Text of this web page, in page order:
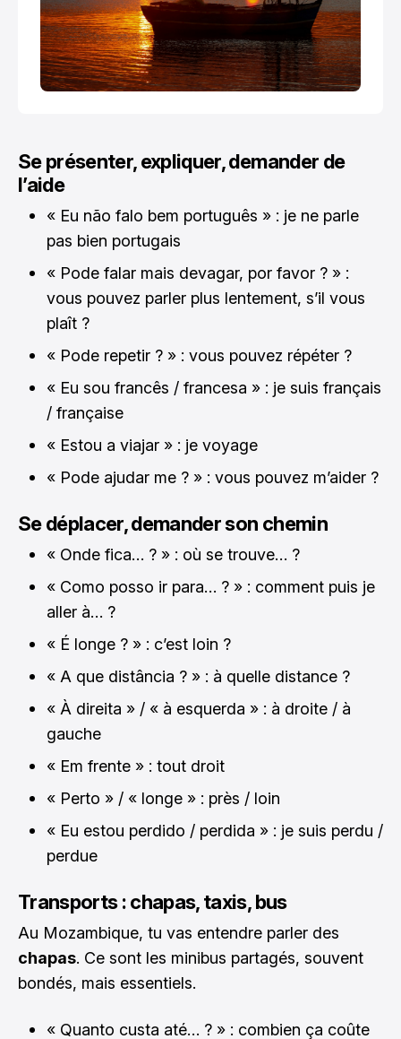
Se présenter, expliquer, demander de
l’aide
« Eu não falo bem português » : je ne parle
pas bien portugais
« Pode falar mais devagar, por favor ? » :
vous pouvez parler plus lentement, s’il vous
plaît ?
« Pode repetir ? » : vous pouvez répéter ?
« Eu sou francês / francesa » : je suis français
/ française
« Estou a viajar » : je voyage
« Pode ajudar me ? » : vous pouvez m’aider ?
Se déplacer, demander son chemin
« Onde fica… ? » : où se trouve… ?
« Como posso ir para… ? » : comment puis je
aller à… ?
« É longe ? » : c’est loin ?
« A que distância ? » : à quelle distance ?
« À direita » / « à esquerda » : à droite / à
gauche
« Em frente » : tout droit
« Perto » / « longe » : près / loin
« Eu estou perdido / perdida » : je suis perdu /
perdue
Transports : chapas, taxis, bus
Au Mozambique, tu vas entendre parler des
chapas. Ce sont les minibus partagés, souvent
bondés, mais essentiels.
« Quanto custa até… ? » : combien ça coûte